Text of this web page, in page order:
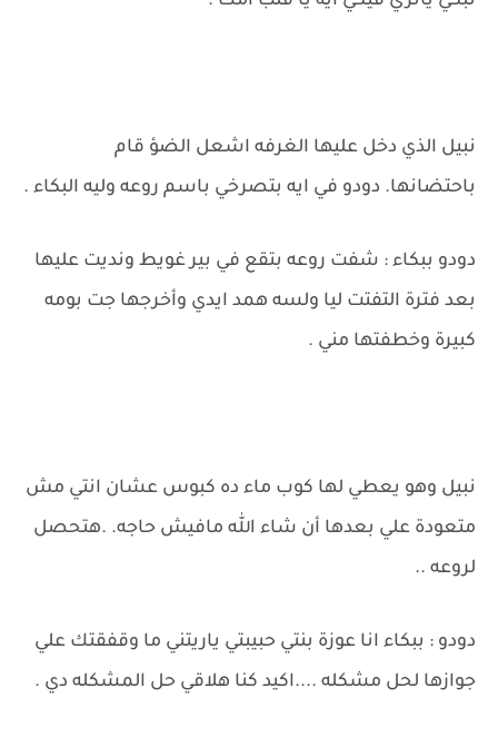
نبيل الذي دخل عليها الغرفه اشعل الضؤ قام
باحتضانها. دودو في ايه بتصرخي باسم روعه وليه البكاء .
دودو ببكاء : شفت روعه بتقع في بير غويط ونديت عليها
بعد فترة التفتت ليا ولسه همد ايدي وأخرجها جت بومه
كبيرة وخطفتها مني .
نبيل وهو يعطي لها كوب ماء ده كبوس عشان انتي مش
متعودة علي بعدها أن شاء الله مافيش حاجه. .هتحصل
لروعه ..
دودو : ببكاء انا عوزة بنتي حبيبتي ياريتني ما وقفقتك علي
جوازها لحل مشكله ....اكيد كنا هلاقي حل المشكله دي .